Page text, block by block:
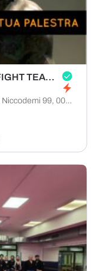
TORA FIGHT TEAM - MONTESACRO
Via Dario Niccodemi 99, 00137 Roma città metropolitana di Roma Capitale, Italia